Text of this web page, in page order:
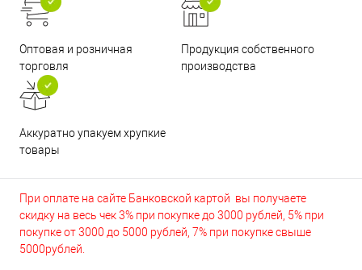
Оптовая и розничная
торговля
Продукция собственного
производства
Аккуратно упакуем хрупкие
товары
При оплате на сайте Банковской картой вы получаете
скидку на весь чек 3% при покупке до 3000 рублей, 5% при
покупке от 3000 до 5000 рублей, 7% при покупке свыше
5000рублей.